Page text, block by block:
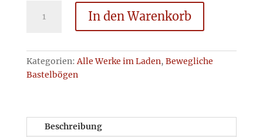
Schneewittchen
animiert
In den Warenkorb
Kategorien:Alle Werke im Laden, Bewegliche
Bastelbögen
Beschreibung